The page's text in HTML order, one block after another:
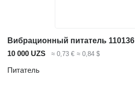
Вибрационный питатель 110136
10 000 UZS
≈ 0,73 € ≈ 0,84 $
Питатель